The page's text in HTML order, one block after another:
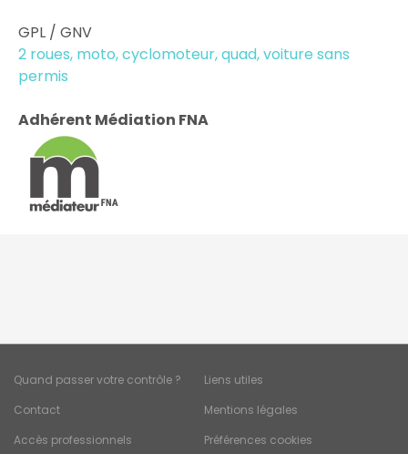
GPL / GNV
2 roues, moto, cyclomoteur, quad, voiture sans
permis
Adhérent Médiation FNA
Quand passer votre contrôle ?
Liens utiles
Contact
Mentions légales
Accès professionnels
Préférences cookies